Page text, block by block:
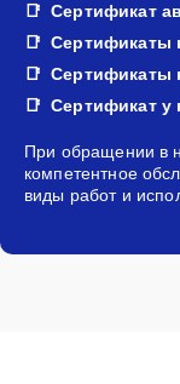
Сертификат
Сертификаты
Сертификаты
Сертификат у
При обращении в
компетентное
виды работ и